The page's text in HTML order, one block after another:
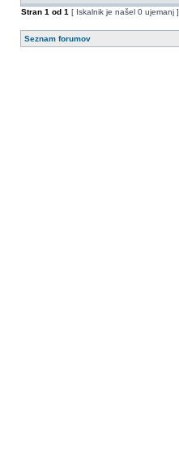
Stran 1 od 1 [ Iskalnik je našel 0 ujemanj ]
Seznam forumov